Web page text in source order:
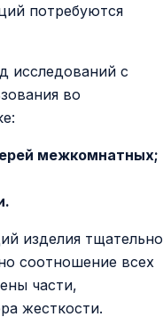
потребуются
исследований с
во
межкомнатных;
изделия тщательно
соотношение всех
части,
жесткости.